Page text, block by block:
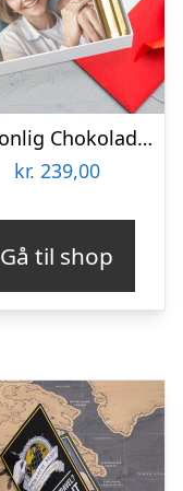
Personlig Chokoladeplade med Billede
kr. 239,00
Gå til shop